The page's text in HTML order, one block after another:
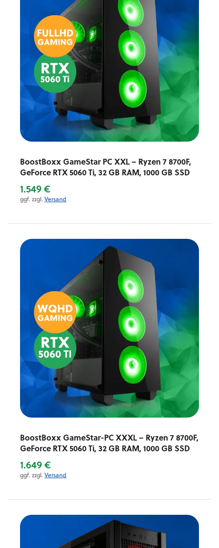
BoostBoxx GameStar PC XXL – Ryzen 7 8700F,
GeForce RTX 5060 Ti, 32 GB RAM, 1000 GB SSD
1.549 €
ggf. zzgl. Versand
BoostBoxx GameStar-PC XXXL – Ryzen 7 8700F,
GeForce RTX 5060 Ti, 32 GB RAM, 1000 GB SSD
1.649 €
ggf. zzgl. Versand